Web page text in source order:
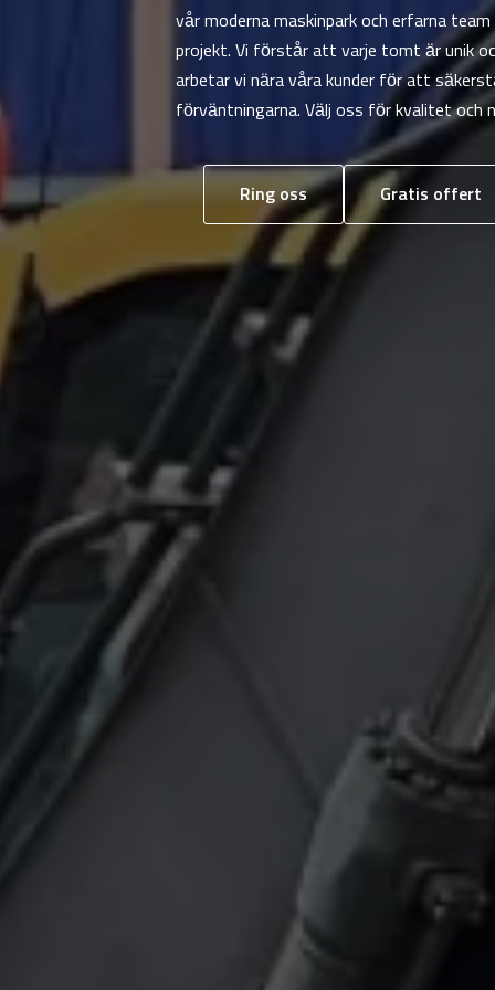
vår moderna maskinpark och erfarna
projekt. Vi förstår att varje tomt är unik
arbetar vi nära våra kunder för att
förväntningarna. Välj oss för kvalitet och
Ring oss Gratis offert